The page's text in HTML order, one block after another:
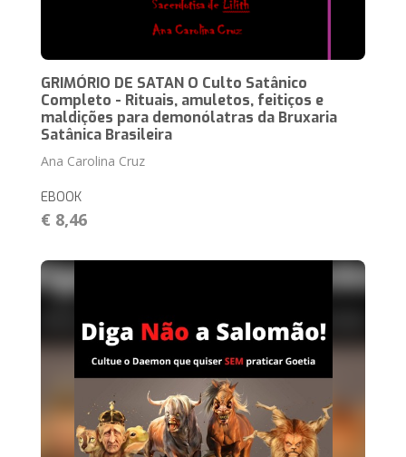
GRIMÓRIO DE SATAN O Culto Satânico
Completo - Rituais, amuletos, feitiços e
maldições para demonólatras da Bruxaria
Satânica Brasileira
Ana Carolina Cruz
EBOOK
€ 8,46